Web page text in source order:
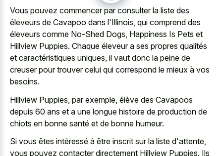
Vous pouvez commencer par consulter la liste des
éleveurs de Cavapoo dans l'Illinois, qui comprend des
éleveurs comme No-Shed Dogs, Happiness Is Pets et
Hillview Puppies. Chaque éleveur a ses propres qualités
et caractéristiques uniques, il vaut donc la peine de
creuser pour trouver celui qui correspond le mieux à vos
besoins.
Hillview Puppies, par exemple, élève des Cavapoos
depuis 60 ans et a une longue histoire de production de
chiots en bonne santé et de bonne humeur.
Si vous êtes intéressé à être inscrit sur la liste d'attente,
vous pouvez contacter directement Hillview Puppies. Ils